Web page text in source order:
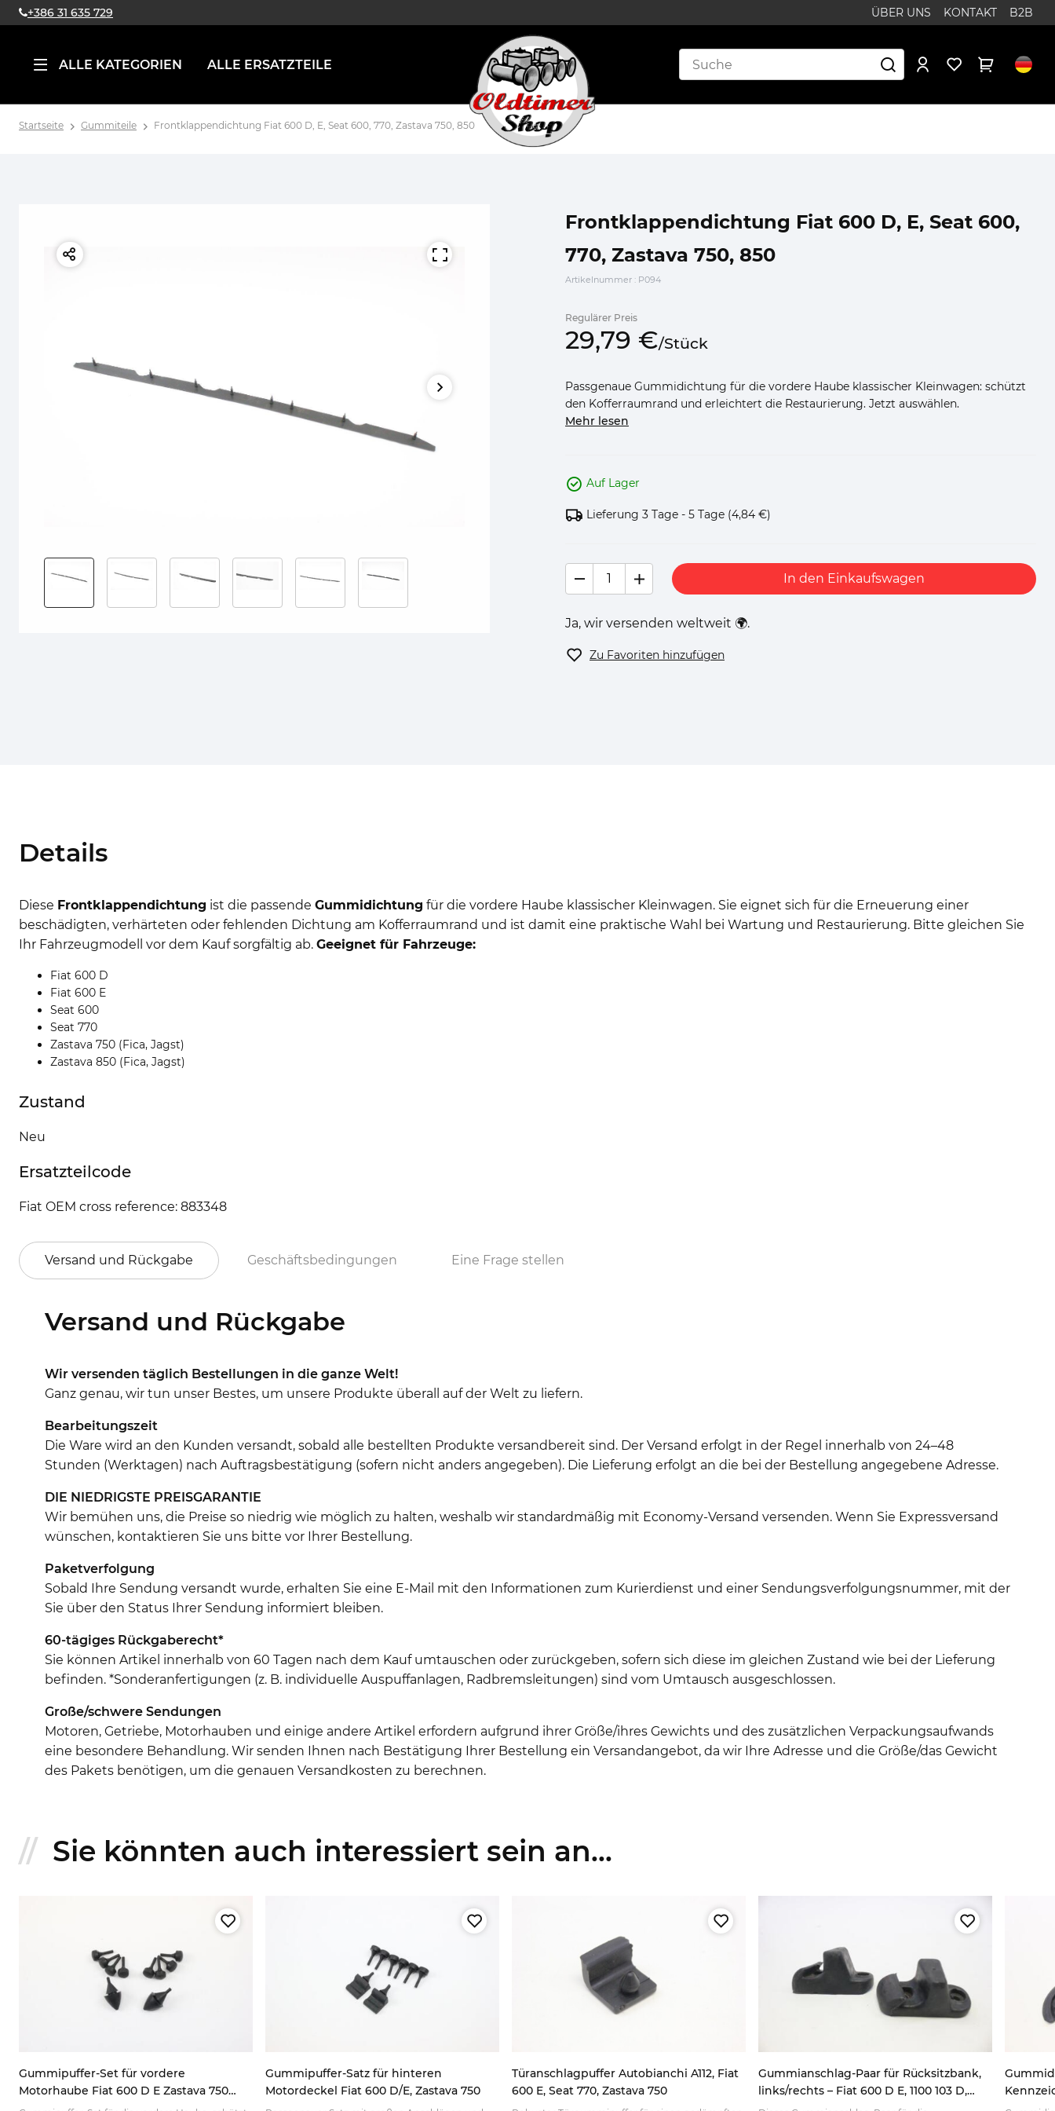
+386 31 635 729 ÜBER UNS KONTAKT B2B
ALLE KATEGORIEN ALLE ERSATZTEILE
Startseite Gummiteile Frontklappendichtung Fiat 600 D, E, Seat 600, 770, Zastava 750, 850
Frontklappendichtung Fiat 600 D, E, Seat 600,
770, Zastava 750, 850
Artikelnummer : P094
Regulärer Preis
29,79 €/Stück
Passgenaue Gummidichtung für die vordere Haube klassischer Kleinwagen: schützt
den Kofferraumrand und erleichtert die Restaurierung. Jetzt auswählen.
Mehr lesen
Auf Lager
Lieferung 3 Tage - 5 Tage (4,84 €)
In den Einkaufswagen
Ja, wir versenden weltweit 🌍.
Zu Favoriten hinzufügen
Details
Diese Frontklappendichtung ist die passende Gummidichtung für die vordere Haube klassischer Kleinwagen. Sie eignet sich für die Erneuerung einer
beschädigten, verhärteten oder fehlenden Dichtung am Kofferraumrand und ist damit eine praktische Wahl bei Wartung und Restaurierung. Bitte gleichen Sie
Ihr Fahrzeugmodell vor dem Kauf sorgfältig ab. Geeignet für Fahrzeuge:
Fiat 600 D
Fiat 600 E
Seat 600
Seat 770
Zastava 750 (Fica, Jagst)
Zastava 850 (Fica, Jagst)
Zustand
Neu
Ersatzteilcode
Fiat OEM cross reference: 883348
Versand und Rückgabe Geschäftsbedingungen Eine Frage stellen
Versand und Rückgabe
Wir versenden täglich Bestellungen in die ganze Welt!
Ganz genau, wir tun unser Bestes, um unsere Produkte überall auf der Welt zu liefern.
Bearbeitungszeit
Die Ware wird an den Kunden versandt, sobald alle bestellten Produkte versandbereit sind. Der Versand erfolgt in der Regel innerhalb von 24–48
Stunden (Werktagen) nach Auftragsbestätigung (sofern nicht anders angegeben). Die Lieferung erfolgt an die bei der Bestellung angegebene Adresse.
DIE NIEDRIGSTE PREISGARANTIE
Wir bemühen uns, die Preise so niedrig wie möglich zu halten, weshalb wir standardmäßig mit Economy-Versand versenden. Wenn Sie Expressversand
wünschen, kontaktieren Sie uns bitte vor Ihrer Bestellung.
Paketverfolgung
Sobald Ihre Sendung versandt wurde, erhalten Sie eine E-Mail mit den Informationen zum Kurierdienst und einer Sendungsverfolgungsnummer, mit der
Sie über den Status Ihrer Sendung informiert bleiben.
60-tägiges Rückgaberecht*
Sie können Artikel innerhalb von 60 Tagen nach dem Kauf umtauschen oder zurückgeben, sofern sich diese im gleichen Zustand wie bei der Lieferung
befinden. *Sonderanfertigungen (z. B. individuelle Auspuffanlagen, Radbremsleitungen) sind vom Umtausch ausgeschlossen.
Große/schwere Sendungen
Motoren, Getriebe, Motorhauben und einige andere Artikel erfordern aufgrund ihrer Größe/ihres Gewichts und des zusätzlichen Verpackungsaufwands
eine besondere Behandlung. Wir senden Ihnen nach Bestätigung Ihrer Bestellung ein Versandangebot, da wir Ihre Adresse und die Größe/das Gewicht
des Pakets benötigen, um die genauen Versandkosten zu berechnen.
Sie könnten auch interessiert sein an...
Gummipuffer-Set für vordere
Motorhaube Fiat 600 D E Zastava 750
ANT
Gummipuffer-Satz für hinteren
Motordeckel Fiat 600 D/E, Zastava 750
Türanschlagpuffer Autobianchi A112, Fiat
600 E, Seat 770, Zastava 750
Gummianschlag-Paar für Rücksitzbank,
links/rechts – Fiat 600 D E, 1100 103 D,
Zastava 750
600E,